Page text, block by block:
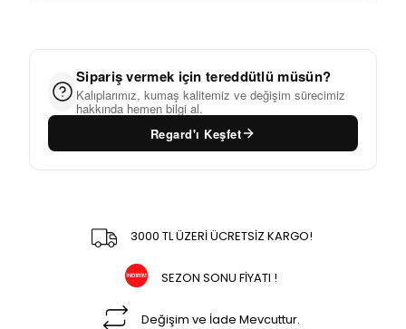
Sipariş vermek için tereddütlü müsün?
Kalıplarımız, kumaş kalitemiz ve değişim sürecimiz
hakkında hemen bilgi al.
Regard'ı Keşfet
3000 TL ÜZERİ ÜCRETSİZ KARGO!
SEZON SONU FİYATI !
Değişim ve İade Mevcuttur.